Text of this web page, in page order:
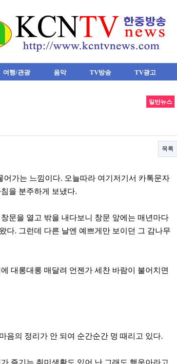
여행/관광 음악 TV방송 TV광고
일반뉴스
목록
가는 느낌이다. 오늘따라 여기저기서 카톡문자
을 분주하게 보냈다.
문을 열고 밖을 내다보니 창문 앞에는 매년마다
다. 그런데 다른 날엔 예쁘게만 보이던 그 감나무
대롱대롱 매달려 언젠가 세찬 바람이 불어치면
음의 정리가 안 되여 순간순간 멍 때리고 있다.
즐기는 취미생활도 있어 난 그래도 행운아라고